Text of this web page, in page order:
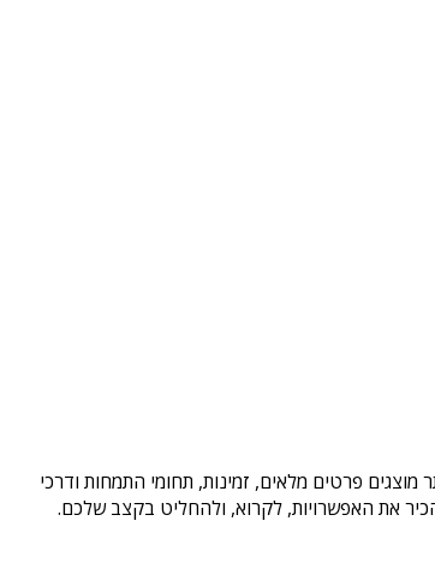
פרטים מלאים, זמינות, תחומי התמחות ודרכי
את האפשרויות, לקרוא, ולהחליט בקצב שלכם.